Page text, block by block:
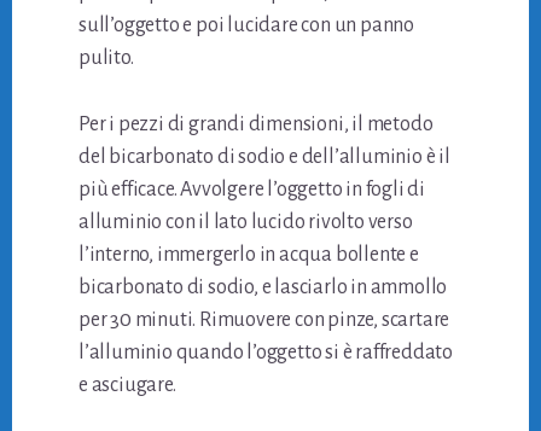
sull’oggetto e poi lucidare con un panno
pulito.
Per i pezzi di grandi dimensioni, il metodo
del bicarbonato di sodio e dell’alluminio è il
più efficace. Avvolgere l’oggetto in fogli di
alluminio con il lato lucido rivolto verso
l’interno, immergerlo in acqua bollente e
bicarbonato di sodio, e lasciarlo in ammollo
per 30 minuti. Rimuovere con pinze, scartare
l’alluminio quando l’oggetto si è raffreddato
e asciugare.